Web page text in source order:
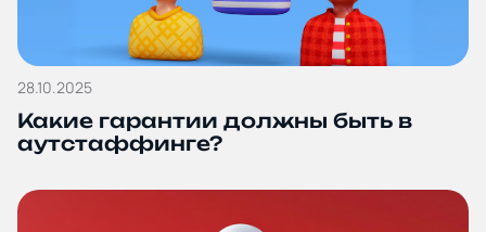
28.10.2025
Какие гарантии должны быть в
аутстаффинге?